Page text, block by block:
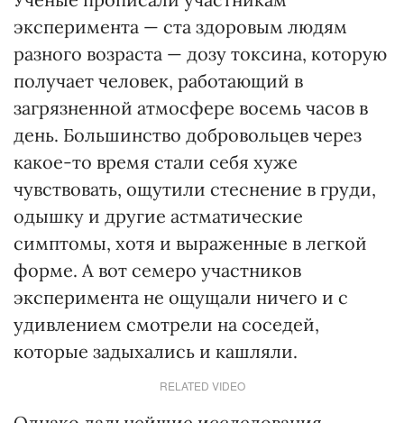
эксперимента — ста здоровым людям
разного возраста — дозу токсина, которую
получает человек, работающий в
загрязненной атмосфере восемь часов в
день. Большинство добровольцев через
какое-то время стали себя хуже
чувствовать, ощутили стеснение в груди,
одышку и другие астматические
симптомы, хотя и выраженные в легкой
форме. А вот семеро участников
эксперимента не ощущали ничего и с
удивлением смотрели на соседей,
которые задыхались и кашляли.
RELATED VIDEO